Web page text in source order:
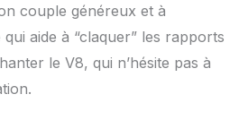
couple généreux et à
qui aide à “claquer” les rapports
le V8, qui n’hésite pas à